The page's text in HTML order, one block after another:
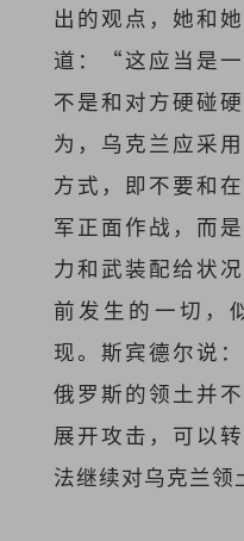
出的观点，她和
道：“这应当是
不是和对方硬碰
为，乌克兰应采
方式，即不要和
军正面作战，而
力和武装配给状
前发生的一切，
现。斯宾德尔说
俄罗斯的领土并
展开攻击，可以
法继续对乌克兰领